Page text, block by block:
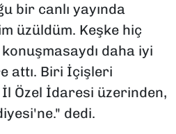
bir canlı yayında
üzüldüm. Keşke hiç
konuşmasaydı daha iyi
attı. Biri İçişleri
İl Özel İdaresi üzerinden,
dedi.